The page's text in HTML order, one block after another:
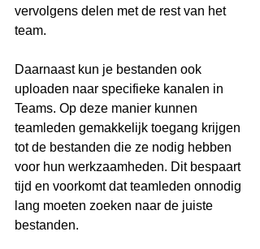
vervolgens delen met de rest van het
team.
Daarnaast kun je bestanden ook
uploaden naar specifieke kanalen in
Teams. Op deze manier kunnen
teamleden gemakkelijk toegang krijgen
tot de bestanden die ze nodig hebben
voor hun werkzaamheden. Dit bespaart
tijd en voorkomt dat teamleden onnodig
lang moeten zoeken naar de juiste
bestanden.